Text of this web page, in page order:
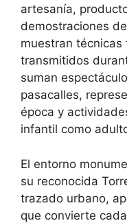
artesanía,
demostraciones
muestran técnicas
transmitidos
suman
pasacalles,
época y
infantil como
El entorno
su reconocida
trazado urbano,
que convierte